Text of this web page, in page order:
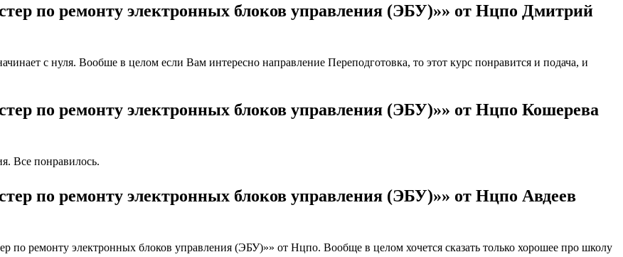
по ремонту электронных блоков управления (ЭБУ)»» от Нцпо Дмитрий
с нуля. Вообше в целом если Вам интересно направление Переподготовка, то этот курс понравится и подача, и
по ремонту электронных блоков управления (ЭБУ)»» от Нцпо Кошерева
Все понравилось.
по ремонту электронных блоков управления (ЭБУ)»» от Нцпо Авдеев
по ремонту электронных блоков управления (ЭБУ)»» от Нцпо. Вообще в целом хочется сказать только хорошее про школу